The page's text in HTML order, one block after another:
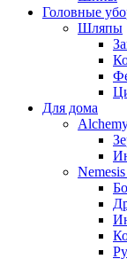
Головные
Шляпы
Для дома